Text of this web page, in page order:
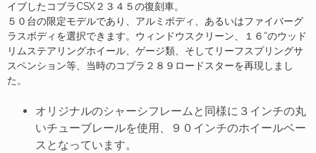
イブしたコブラCSX２３４５の復刻車。
５０台の限定モデルであり、アルミボディ、あるいはファイバーグ
ラスボディを選択できます。ウィンドウスクリーン、１６“のウッド
リムステアリングホイール、ゲージ類、そしてリーフスプリングサ
スペンション等、当時のコブラ２８９ロードスターを再現しまし
た。
オリジナルのシャーシフレームと同様に３インチの丸
いチューブレールを使用、９０インチのホイールベー
スとなっています。